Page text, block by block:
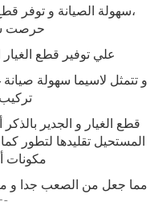
،سهولة الصيانة و توفر
حرصت
علي توفير قطع
و تتمثل لاسيما سهولة
قطع الغيار و الجدير
المستحيل تقليدها لتطور
مكونات
مما جعل من الصعب جدا و